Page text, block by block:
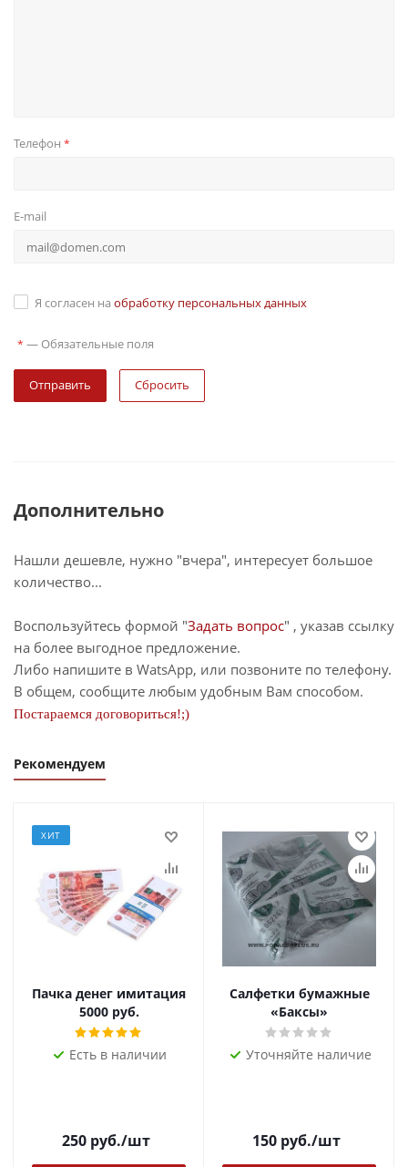
Телефон *
E-mail
Я согласен на обработку персональных данных
* — Обязательные поля
Сбросить
Дополнительно
Нашли дешевле, нужно "вчера", интересует большое
количество...
Воспользуйтесь формой "Задать вопрос" , указав ссылку
на более выгодное предложение.
Либо напишите в WatsApp, или позвоните по телефону.
В общем, сообщите любым удобным Вам способом.
Постараемся договориться!;)
Рекомендуем
ХИТ
Пачка денег имитация
5000 руб.
Есть в наличии
250руб./шт
Салфетки бумажные
«Баксы»
Уточняйте наличие
150руб./шт